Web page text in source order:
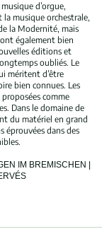
d’orgue,
la musique orchestrale,
la Modernité, mais
également bien
éditions et
oubliés. Le
méritent d’être
bien connues. Les
comme
Dans le domaine de
du matériel en grand
éprouvées dans des
IM BREMISCHEN |